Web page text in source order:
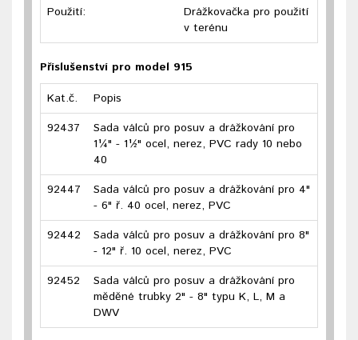
Použití:
Drážkovačka pro použití
v terénu
Příslušenství pro model 915
Kat.č.
Popis
92437
Sada válců pro posuv a drážkování pro
1¼" - 1½" ocel, nerez, PVC rady 10 nebo
40
92447
Sada válců pro posuv a drážkování pro 4"
- 6" ř. 40 ocel, nerez, PVC
92442
Sada válců pro posuv a drážkování pro 8"
- 12" ř. 10 ocel, nerez, PVC
92452
Sada válců pro posuv a drážkování pro
měděné trubky 2" - 8" typu K, L, M a
DWV